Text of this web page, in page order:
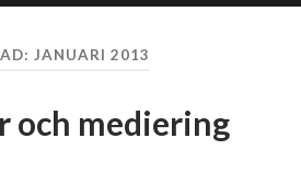
JANUARI 2013
och mediering